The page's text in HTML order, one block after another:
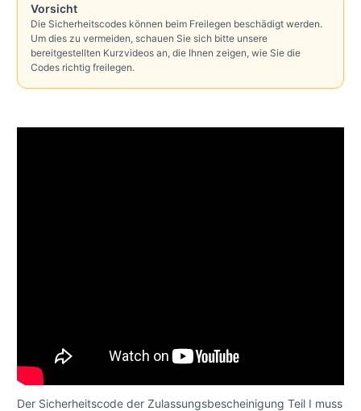
Vorsicht
Die Sicherheitscodes können beim Freilegen beschädigt werden.
Um dies zu vermeiden, schauen Sie sich bitte unsere
bereitgestellten Kurzvideos an, die Ihnen zeigen, wie Sie die
Codes richtig freilegen.
Der Sicherheitscode der Zulassungsbescheinigung Teil I muss